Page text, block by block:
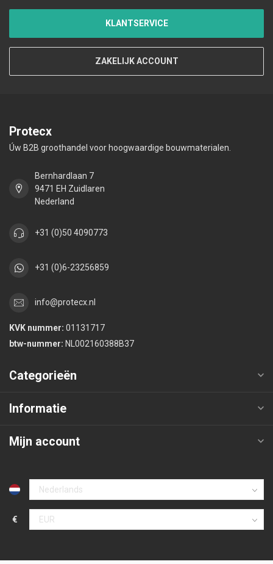
KLANTSERVICE
ZAKELIJK ACCOUNT
Protecx
Úw B2B groothandel voor hoogwaardige bouwmaterialen.
Bernhardlaan 7
9471 EH Zuidlaren
Nederland
+31 (0)50 4090773
+31 (0)6-23256859
info@protecx.nl
KVK nummer: 01131717
btw-nummer: NL002160388B37
Categorieën
Informatie
Mijn account
€